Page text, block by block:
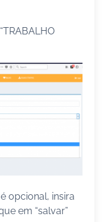
opcional, insira
em “salvar”